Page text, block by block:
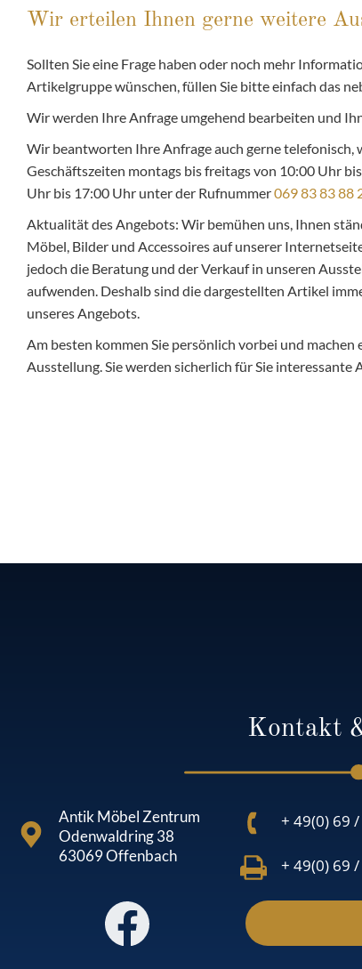
Wir erteilen Ihnen gerne weitere
Sollten Sie eine Frage haben oder noch mehr
Artikelgruppe wünschen, füllen Sie bitte einfach das
Wir werden Ihre Anfrage umgehend bearbeiten und
Wir beantworten Ihre Anfrage auch gerne telefonisch,
Geschäftszeiten montags bis freitags von 10:00 Uhr
Uhr bis 17:00 Uhr unter der Rufnummer069 83 83 88
Aktualität des Angebots: Wir bemühen uns, Ihnen
Möbel, Bilder und Accessoires auf unserer
jedoch die Beratung und der Verkauf in unseren
aufwenden. Deshalb sind die dargestellten Artikel
unseres Angebots.
Am besten kommen Sie persönlich vorbei und machen
Ausstellung. Sie werden sicherlich für Sie interessante
Kontakt
Antik Möbel Zentrum
Odenwaldring 38
63069 Offenbach
+ 49(0) 69
+ 49(0) 69